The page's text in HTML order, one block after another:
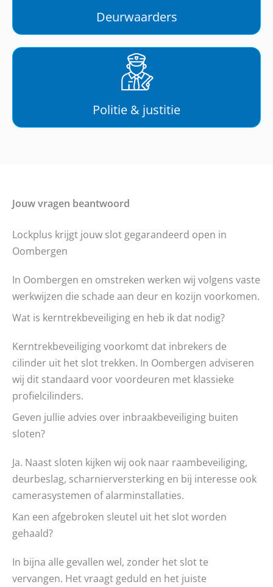
Deurwaarders
Politie & justitie
Jouw vragen beantwoord
Lockplus krijgt jouw slot gegarandeerd open in
Oombergen
In Oombergen en omstreken werken wij volgens vaste
werkwijzen die schade aan deur en kozijn voorkomen.
Wat is kerntrekbeveiliging en heb ik dat nodig?
Kerntrekbeveiliging voorkomt dat inbrekers de
cilinder uit het slot trekken. In Oombergen adviseren
wij dit standaard voor voordeuren met klassieke
profielcilinders.
Geven jullie advies over inbraakbeveiliging buiten
sloten?
Ja. Naast sloten kijken wij ook naar raambeveiliging,
deurbeslag, scharnierversterking en bij interesse ook
camerasystemen of alarminstallaties.
Kan een afgebroken sleutel uit het slot worden
gehaald?
In bijna alle gevallen wel, zonder het slot te
vervangen. Het vraagt geduld en het juiste